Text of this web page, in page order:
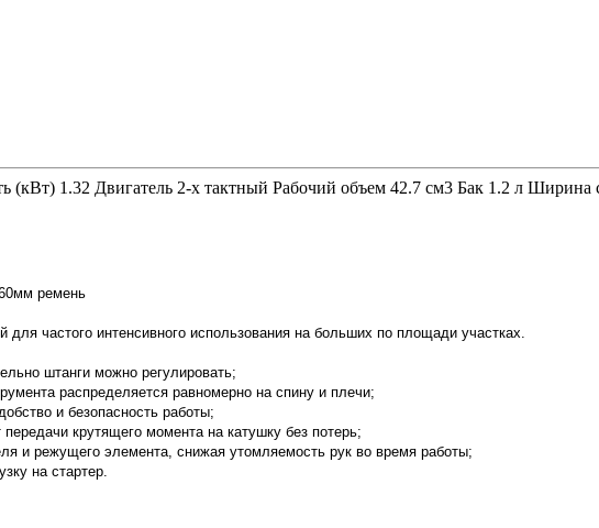
1.32 Двигатель 2-х тактный Рабочий объем 42.7 см3 Бак 1.2 л
ремень
частого интенсивного использования на больших по площади участках.
штанги можно регулировать;
распределяется равномерно на спину и плечи;
и безопасность работы;
крутящего момента на катушку без потерь;
и режущего элемента, снижая утомляемость рук во время работы;
на стартер.